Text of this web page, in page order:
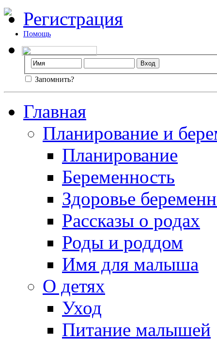
Регистрация
Помощь
Запомнить?
Главная
Планирование и
Планирование
Беременность
Здоровье
Рассказы о родах
Роды и роддом
Имя для малыша
О детях
Уход
Питание малышей